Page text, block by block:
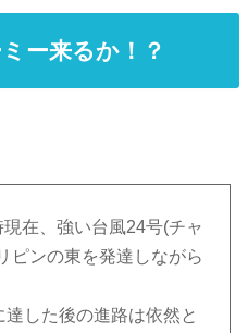
ー来るか！？
現在、強い台風24号(チャ
ピンの東を発達しながら
した後の進路は依然と